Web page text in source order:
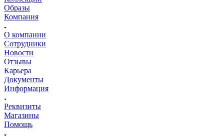
Образы
Компания
О компании
Сотрудники
Новости
Отзывы
Карьера
Документы
Информация
Реквизиты
Магазины
Помощь